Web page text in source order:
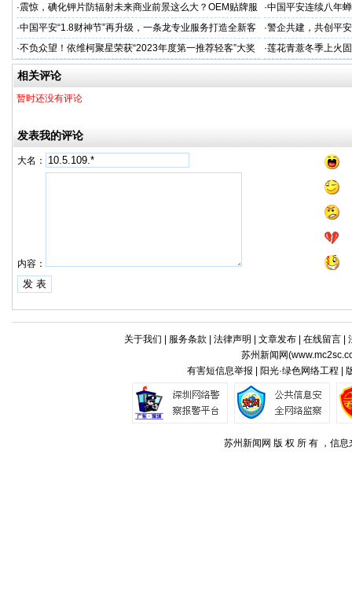
业
·震惊，碘化钾片防辐射未来商业前景这么大？OEM贴牌服
务商
·中国平安连续八年
品牌"
·中国平安“1.8财神节”再升级，一条龙专业服务打造全新客
户体验
·警企共建，共创平
人才专项培训
·不负众望！依维柯聚星荣获“2023年度第一推荐轻客”大奖 ·莲花青薏冬季上火
工厂
相关评论
暂时还没有评论
发表我的评论
大名：
内容：
关于我们 服务条款 法律声明 文章发布| 在线留言|
苏州新闻网(
有害短信息举报 | 阳光·绿色网络工程 |
苏州新闻网 版 权 所 有 ，信